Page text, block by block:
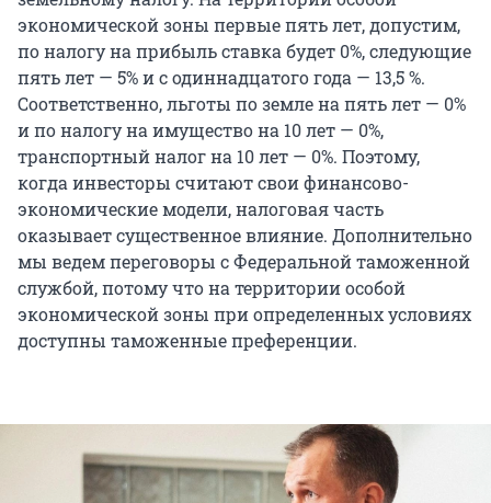
экономической зоны первые пять лет, допустим,
по налогу на прибыль ставка будет 0%, следующие
пять лет — 5% и с одиннадцатого года — 13,5 %.
Соответственно, льготы по земле на пять лет — 0%
и по налогу на имущество на 10 лет — 0%,
транспортный налог на 10 лет — 0%. Поэтому,
когда инвесторы считают свои финансово-
экономические модели, налоговая часть
оказывает существенное влияние. Дополнительно
мы ведем переговоры с Федеральной таможенной
службой, потому что на территории особой
экономической зоны при определенных условиях
доступны таможенные преференции.